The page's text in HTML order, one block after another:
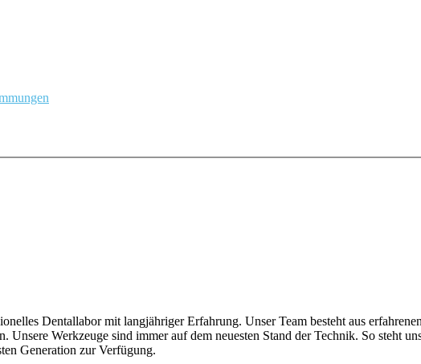
Dentallabor mit langjähriger Erfahrung. Unser Team besteht aus
Unsere Werkzeuge sind immer auf dem neuesten Stand der Technik. So steht
Generation zur Verfügung.